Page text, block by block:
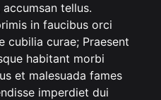
tellus.
in faucibus orci
cubilia curae; Praesent
habitant morbi
et malesuada fames
imperdiet dui